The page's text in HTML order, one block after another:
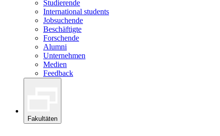
Studierende
International students
Jobsuchende
Beschäftigte
Forschende
Alumni
Unternehmen
Medien
Feedback
Fakultäten